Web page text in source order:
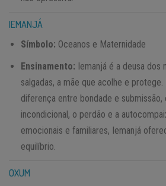
IEMANJÁ
Símbolo: Oceanos e Maternidade
Ensinamento: Iemanjá é a deusa dos
salgadas, a mãe que acolhe e protege.
diferença entre bondade e submissão,
incondicional, o perdão e a
emocionais e familiares, Iemanjá
equilíbrio.
OXUM